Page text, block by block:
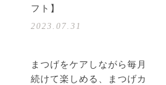
フト】
2023.07.31
まつげをケアしながら毎月
続けて楽しめる、まつげカ